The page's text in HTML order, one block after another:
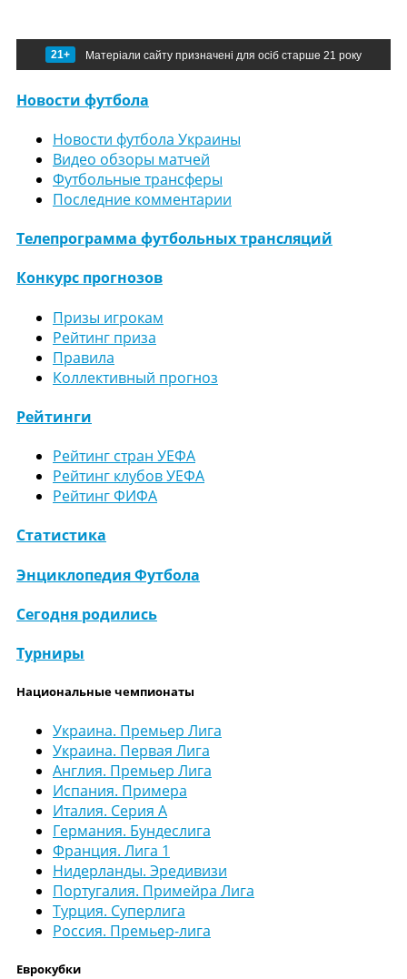
21+ Матеріали сайту призначені для осіб старше 21 року
Новости футбола
Новости футбола Украины
Видео обзоры матчей
Футбольные трансферы
Последние комментарии
Телепрограмма футбольных трансляций
Конкурс прогнозов
Призы игрокам
Рейтинг приза
Правила
Коллективный прогноз
Рейтинги
Рейтинг стран УЕФА
Рейтинг клубов УЕФА
Рейтинг ФИФА
Статистика
Энциклопедия Футбола
Сегодня родились
Турниры
Национальные чемпионаты
Украина. Премьер Лига
Украина. Первая Лига
Англия. Премьер Лига
Испания. Примера
Италия. Серия А
Германия. Бундеслига
Франция. Лига 1
Нидерланды. Эредивизи
Португалия. Примейра Лига
Турция. Суперлига
Россия. Премьер-лига
Еврокубки